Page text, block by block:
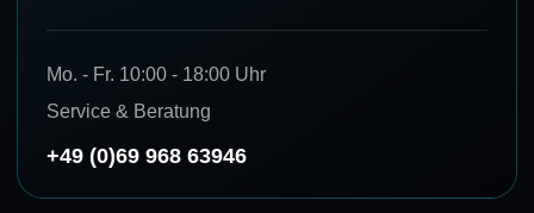
Mo. - Fr. 10:00 - 18:00 Uhr
Service & Beratung
+49 (0)69 968 63946